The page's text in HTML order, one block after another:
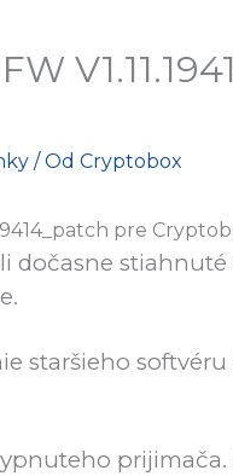
/ Od Cryptobox
pre
dočasne
staršieho